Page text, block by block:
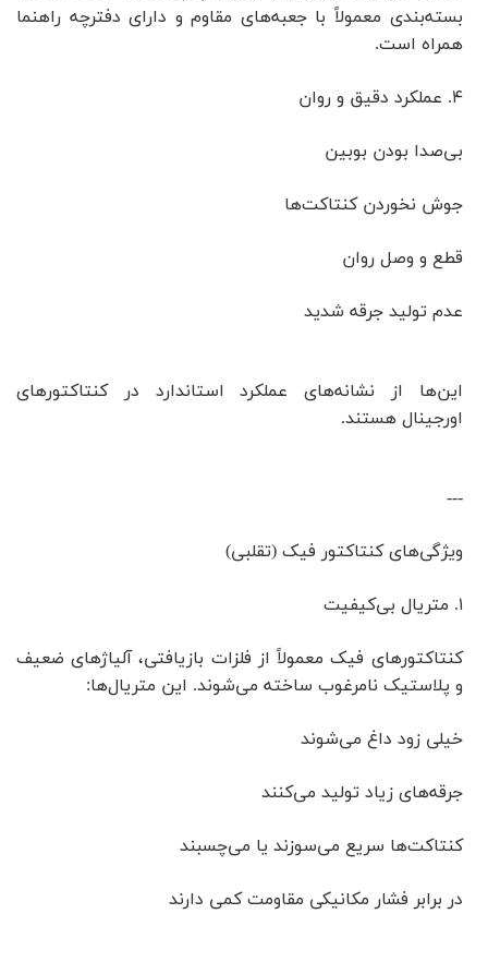
بسته‌بندی معمولاً با جعبه‌های مقاوم و دارای دفترچه راهنما
همراه است.
۴. عملکرد دقیق و روان
بی‌صدا بودن بوبین
جوش نخوردن کنتاکت‌ها
قطع و وصل روان
عدم تولید جرقه شدید
این‌ها از نشانه‌های عملکرد استاندارد در کنتاکتورهای
اورجینال هستند.
---
ویژگی‌های کنتاکتور فیک (تقلبی)
۱. متریال بی‌کیفیت
کنتاکتورهای فیک معمولاً از فلزات بازیافتی، آلیاژهای ضعیف
و پلاستیک نامرغوب ساخته می‌شوند. این متریال‌ها:
خیلی زود داغ می‌شوند
جرقه‌های زیاد تولید می‌کنند
کنتاکت‌ها سریع می‌سوزند یا می‌چسبند
در برابر فشار مکانیکی مقاومت کمی دارند